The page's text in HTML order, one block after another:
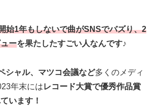
始1年もしないで曲がSNSでバズり、2
ーを果たしたすごい人なんです♪
シャル、マツコ会議など多くのメディ
年末にはレコード大賞で優秀作品賞
います！